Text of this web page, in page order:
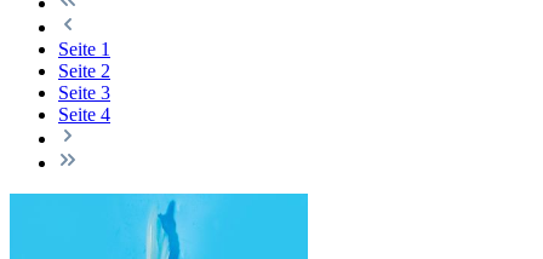
Seite 1
Seite 2
Seite 3
Seite 4